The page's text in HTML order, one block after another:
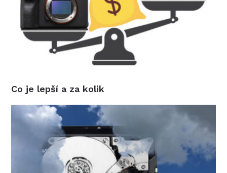
Co je lepší a za kolik